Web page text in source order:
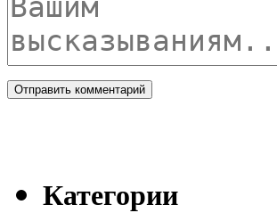
Категории